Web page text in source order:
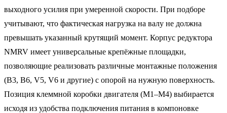
выходного усилия при умеренной скорости. При подборе
учитывают, что фактическая нагрузка на валу не должна
превышать указанный крутящий момент. Корпус редуктора
NMRV имеет универсальные крепёжные площадки,
позволяющие реализовать различные монтажные положения
(B3, B6, V5, V6 и другие) с опорой на нужную поверхность.
Позиция клеммной коробки двигателя (M1–M4) выбирается
исходя из удобства подключения питания в компоновке